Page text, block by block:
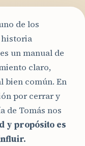
de los
historia
un manual de
claro,
bien común. En
por cerrar y
de Tomás nos
y propósito es